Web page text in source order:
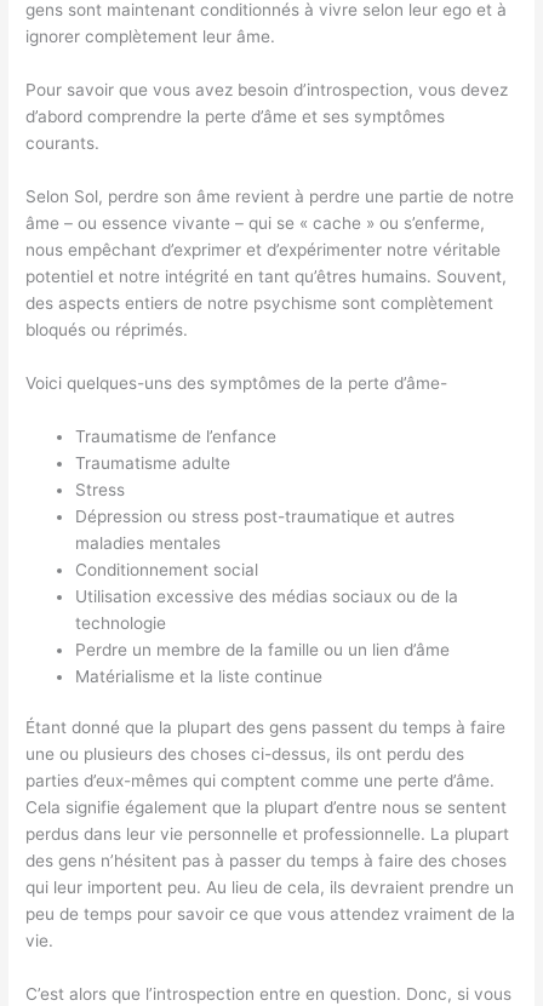
gens sont maintenant conditionnés à vivre selon leur ego et à
ignorer complètement leur âme.
Pour savoir que vous avez besoin d’introspection, vous devez
d’abord comprendre la perte d’âme et ses symptômes
courants.
Selon Sol, perdre son âme revient à perdre une partie de notre
âme – ou essence vivante – qui se « cache » ou s’enferme,
nous empêchant d’exprimer et d’expérimenter notre véritable
potentiel et notre intégrité en tant qu’êtres humains. Souvent,
des aspects entiers de notre psychisme sont complètement
bloqués ou réprimés.
Voici quelques-uns des symptômes de la perte d’âme-
Traumatisme de l’enfance
Traumatisme adulte
Stress
Dépression ou stress post-traumatique et autres
maladies mentales
Conditionnement social
Utilisation excessive des médias sociaux ou de la
technologie
Perdre un membre de la famille ou un lien d’âme
Matérialisme et la liste continue
Étant donné que la plupart des gens passent du temps à faire
une ou plusieurs des choses ci-dessus, ils ont perdu des
parties d’eux-mêmes qui comptent comme une perte d’âme.
Cela signifie également que la plupart d’entre nous se sentent
perdus dans leur vie personnelle et professionnelle. La plupart
des gens n’hésitent pas à passer du temps à faire des choses
qui leur importent peu. Au lieu de cela, ils devraient prendre un
peu de temps pour savoir ce que vous attendez vraiment de la
vie.
C’est alors que l’introspection entre en question. Donc, si vous